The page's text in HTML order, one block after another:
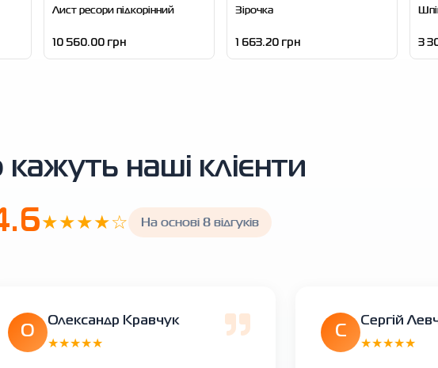
Лист ресори підкорінний
10 560.00 грн
Зірочка
1 663.20 грн 3
наші клієнти
★★★★☆ На основі 8 відгуків
О
Олександр Кравчук
★★★★★
С
Сергій
★★★★★